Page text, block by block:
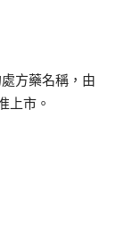
方藥名稱，由
上市。